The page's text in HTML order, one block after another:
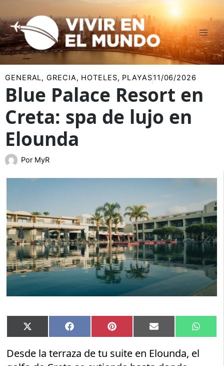
al
contenido
GENERAL,GRECIA, HOTELES, PLAYAS11/06/2026
Blue Palace Resort en
Creta: spa de lujo en
Elounda
Por MyR
Compartir
en
X
(Twitter)
Compartir
en
Facebook Compartir
en
Pinterest Compartir
en
Email
en
Desde la terraza de tu suite en Elounda, el